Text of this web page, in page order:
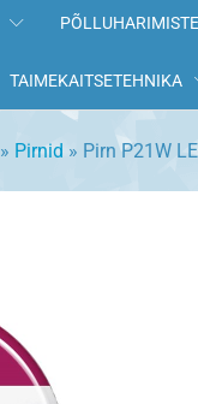
TAIMEKAITSETEHNIKA
» Pirnid » Pirn P21W